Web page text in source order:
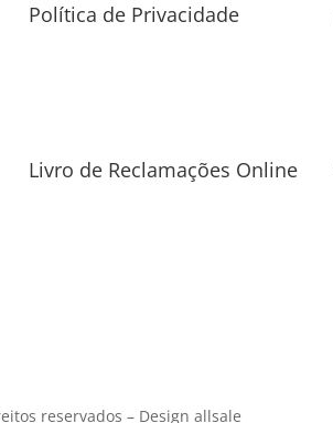
Política de Privacidade
Livro de Reclamações Online
reservados – Design allsale